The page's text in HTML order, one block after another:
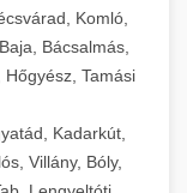
Komló,
Bácsalmás,
Tamási
Kadarkút,
Villány, Bóly,